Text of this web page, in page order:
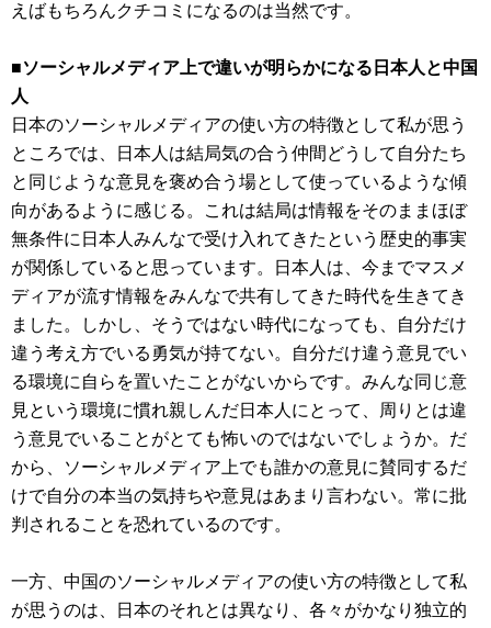
えばもちろんクチコミになるのは当然です。
■ソーシャルメディア上で違いが明らかになる日本人と中国
人
日本のソーシャルメディアの使い方の特徴として私が思う
ところでは、日本人は結局気の合う仲間どうして自分たち
と同じような意見を褒め合う場として使っているような傾
向があるように感じる。これは結局は情報をそのままほぼ
無条件に日本人みんなで受け入れてきたという歴史的事実
が関係していると思っています。日本人は、今までマスメ
ディアが流す情報をみんなで共有してきた時代を生きてき
ました。しかし、そうではない時代になっても、自分だけ
違う考え方でいる勇気が持てない。自分だけ違う意見でい
る環境に自らを置いたことがないからです。みんな同じ意
見という環境に慣れ親しんだ日本人にとって、周りとは違
う意見でいることがとても怖いのではないでしょうか。だ
から、ソーシャルメディア上でも誰かの意見に賛同するだ
けで自分の本当の気持ちや意見はあまり言わない。常に批
判されることを恐れているのです。
一方、中国のソーシャルメディアの使い方の特徴として私
が思うのは、日本のそれとは異なり、各々がかなり独立的